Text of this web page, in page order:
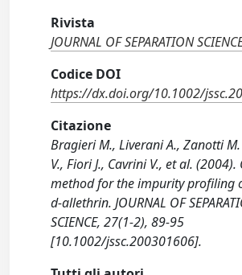
Rivista
JOURNAL OF SEPARATION
Codice DOI
https://dx.doi.org/10.1002/
Citazione
Bragieri M., Liverani A., Zanotti
V., Fiori J., Cavrini V., et al. (2004).
method for the impurity profiling
d-allethrin. JOURNAL OF
SCIENCE, 27(1-2), 89-95
[10.1002/jssc.200301606].